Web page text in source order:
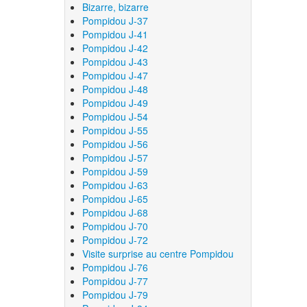
Bizarre, bizarre
Pompidou J-37
Pompidou J-41
Pompidou J-42
Pompidou J-43
Pompidou J-47
Pompidou J-48
Pompidou J-49
Pompidou J-54
Pompidou J-55
Pompidou J-56
Pompidou J-57
Pompidou J-59
Pompidou J-63
Pompidou J-65
Pompidou J-68
Pompidou J-70
Pompidou J-72
Visite surprise au centre Pompidou
Pompidou J-76
Pompidou J-77
Pompidou J-79